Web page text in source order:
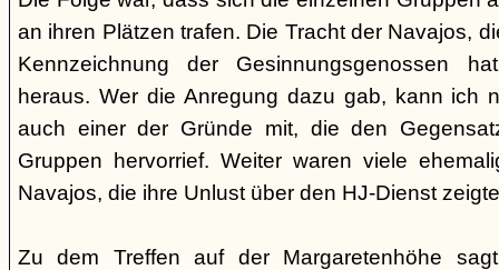
an ihren Plätzen trafen. Die Tracht der Navajos,
Kennzeichnung der Gesinnungsgenossen
heraus. Wer die Anregung dazu gab, kann ich
auch einer der Gründe mit, die den
Gruppen hervorrief. Weiter waren viele
Navajos, die ihre Unlust über den HJ-Dienst
Zu dem Treffen auf der Margaretenhöhe